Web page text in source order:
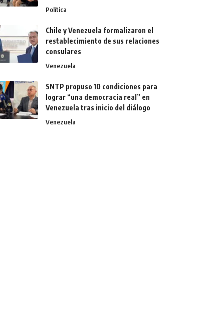
Política
Chile y Venezuela formalizaron el
restablecimiento de sus relaciones
consulares
Venezuela
SNTP propuso 10 condiciones para
lograr “una democracia real” en
Venezuela tras inicio del diálogo
Venezuela